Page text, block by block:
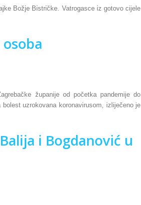
Božje Bistričke. Vatrogasce iz gotovo cijele
županije od početka pandemije do
uzrokovana koronavirusom, izliječeno je
i Bogdanović u